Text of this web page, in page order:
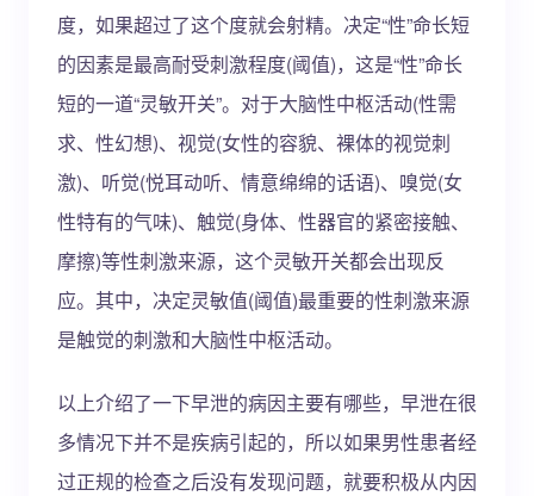
度，如果超过了这个度就会射精。决定“性”命长短
的因素是最高耐受刺激程度(阈值)，这是“性”命长
短的一道“灵敏开关”。对于大脑性中枢活动(性需
求、性幻想)、视觉(女性的容貌、裸体的视觉刺
激)、听觉(悦耳动听、情意绵绵的话语)、嗅觉(女
性特有的气味)、触觉(身体、性器官的紧密接触、
摩擦)等性刺激来源，这个灵敏开关都会出现反
应。其中，决定灵敏值(阈值)最重要的性刺激来源
是触觉的刺激和大脑性中枢活动。
以上介绍了一下早泄的病因主要有哪些，早泄在很
多情况下并不是疾病引起的，所以如果男性患者经
过正规的检查之后没有发现问题，就要积极从内因